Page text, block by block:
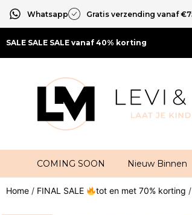
Whatsapp Gratis verzending vanaf
SALE SALE SALE vanaf 40% korting
COMING SOON Nieuw Binnen
Home / FINAL SALE tot en met 70% korting /